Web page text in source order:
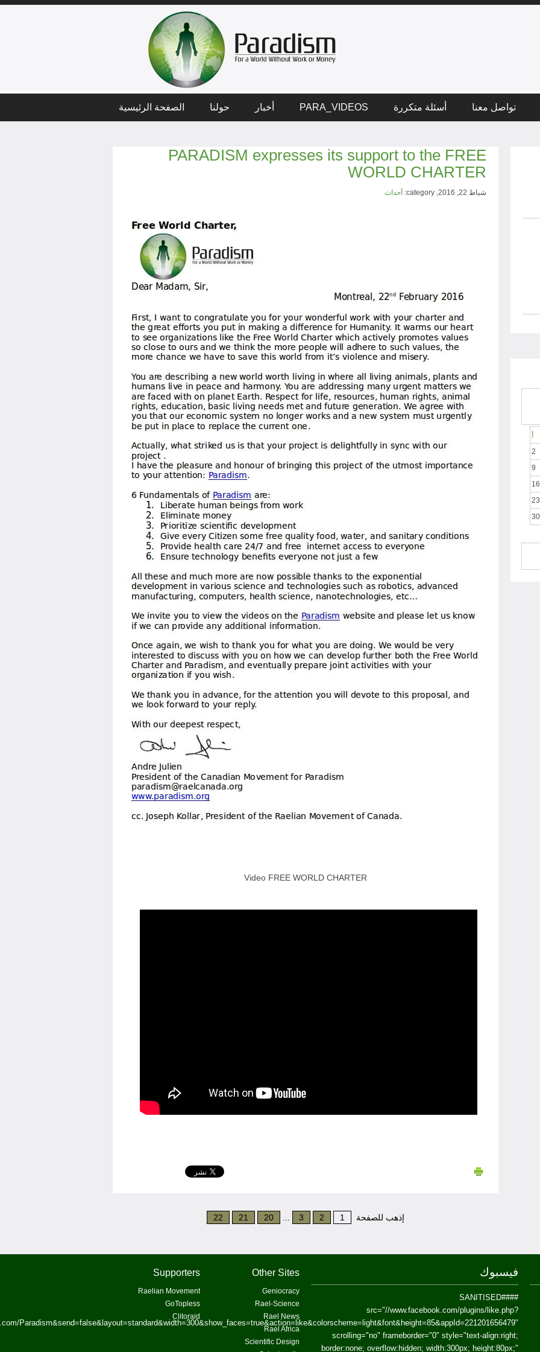
الصفحة الرئيسية حولنا أخبار PARA_VIDEOS أسئلة متكررة تواصل معنا
PARADISM expresses its support to the FREE
WORLD CHARTER
شباط 22, 2016, category: أحداث
Video FREE WORLD CHARTER
إذهب للصفحة 1
2
3
20
21
22
2
9
16
23
30
Supporters
Raelian Movement
GoTopless
Clitoraid
Other Sites
Geniocracy
Rael-Science
Rael News
Rael Africa
Scientific Design
فيسبوك
##SANITISED##
src="//www.facebook.com/plugins/like.php?
Paradism&send=false&layout=standard&width=300&show_faces=true&action=like&colorscheme=light&font&height=85&appId=221201656479"
scrolling="no" frameborder="0" style="text-align:right;
border:none; overflow:hidden; width:300px; height:80px;"